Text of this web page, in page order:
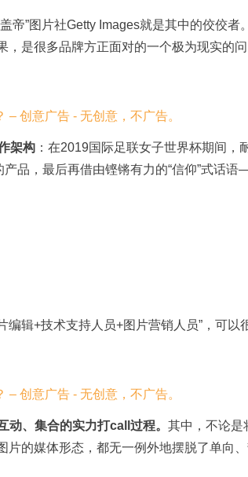
帝”图片社Getty Images就是其中的佼佼者
是很多品牌方正面对的一个极为现实的问
架构 ：在2019国际足联女子世界杯期间，
产品，最后再借由铿锵有力的“信仰”式话
编辑+技术支持人员+图片营销人员”，可以
动、集合的实力打call过程。 其中，不论是
片的媒体形态，都无一例外地摆脱了单向